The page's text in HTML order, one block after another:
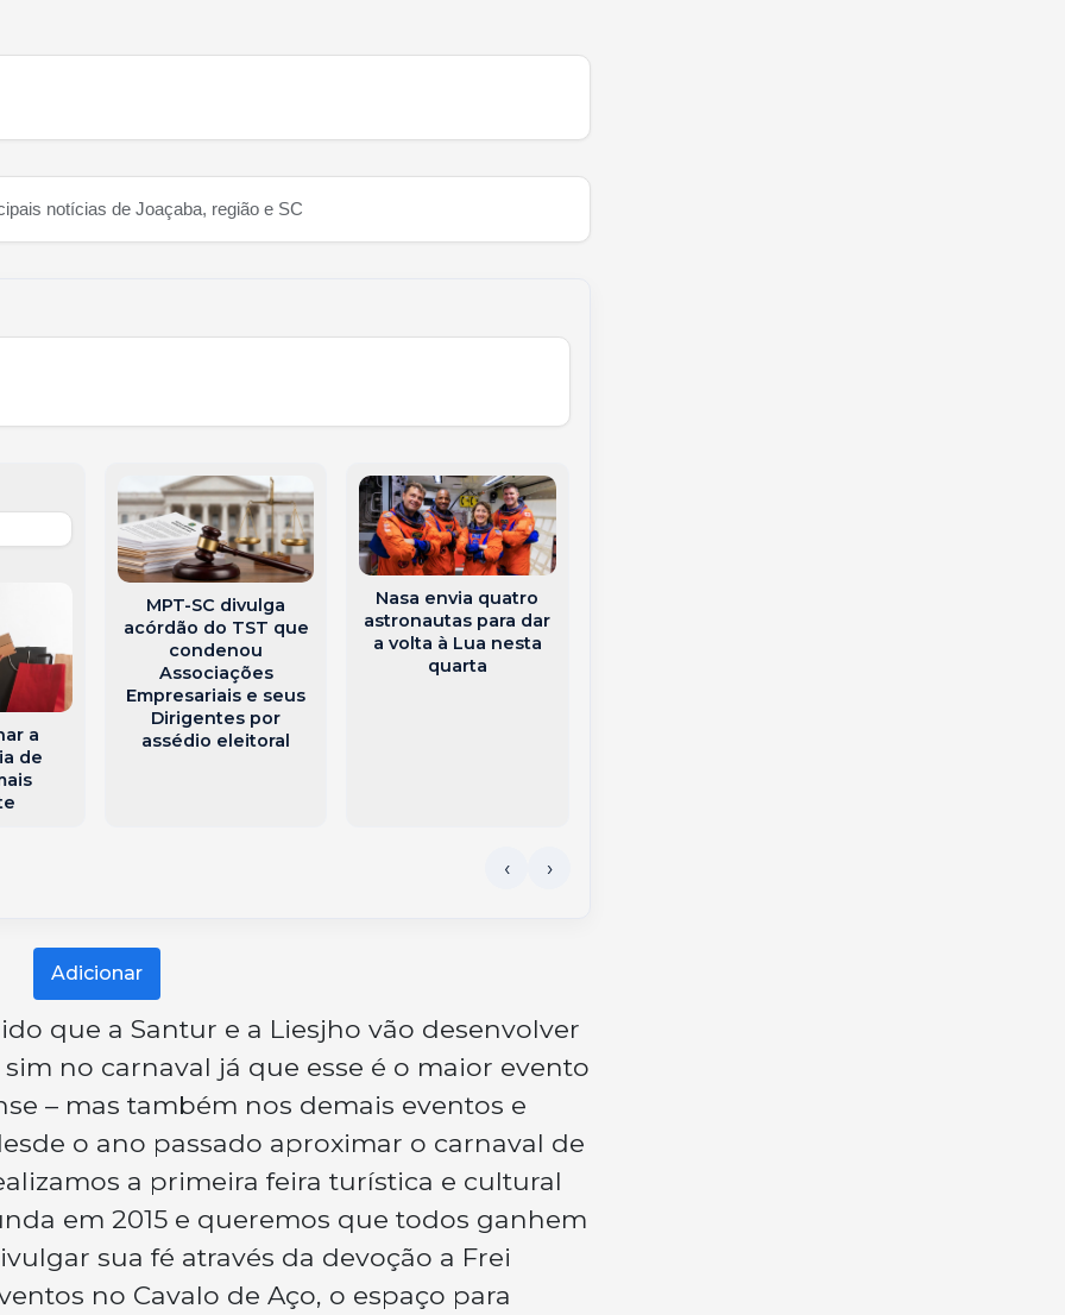
notícias de Joaçaba, região e SC
a
de
MPT-SC divulga
acórdão do TST que
condenou
Associações
Empresariais e seus
Dirigentes por
assédio eleitoral
Nasa envia quatro
astronautas para dar
a volta à Lua nesta
quarta
Adicionar
que a Santur e a Liesjho vão desenvolver
no carnaval já que esse é o maior evento
– mas também nos demais eventos e
o ano passado aproximar o carnaval de
a primeira feira turística e cultural
em 2015 e queremos que todos ganhem
sua fé através da devoção a Frei
no Cavalo de Aço, o espaço para